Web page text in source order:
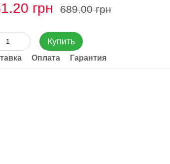
грн 689.00 грн
Купить
Оплата Гарантия